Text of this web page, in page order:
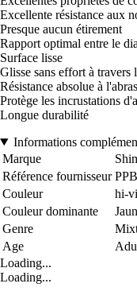
Excellente résistance aux
Presque aucun étirement
Rapport optimal entre le
Surface lisse
Glisse sans effort à travers
Résistance absolue à
Protège les incrustations
Longue durabilité
Informations
Marque
Référence fournisseur
Couleur
hi-
Couleur dominante
Genre
Age
Loading...
Loading...